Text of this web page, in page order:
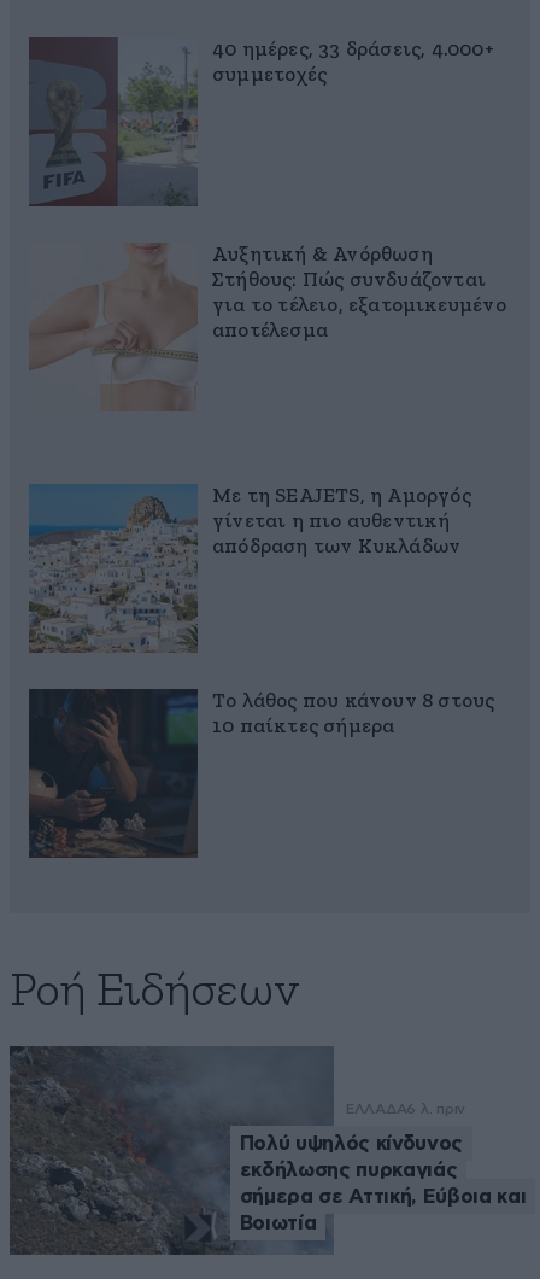
40 ημέρες, 33 δράσεις, 4.000+
συμμετοχές
Αυξητική & Ανόρθωση
Στήθους: Πώς συνδυάζονται
για το τέλειο, εξατομικευμένο
αποτέλεσμα
Με τη SEAJETS, η Αμοργός
γίνεται η πιο αυθεντική
απόδραση των Κυκλάδων
Το λάθος που κάνουν 8 στους
10 παίκτες σήμερα
Ροή Ειδήσεων
ΕΛΛΑΔΑ6 λ. πριν
Πολύ υψηλός κίνδυνος
εκδήλωσης πυρκαγιάς
σήμερα σε Αττική, Εύβοια και
Βοιωτία